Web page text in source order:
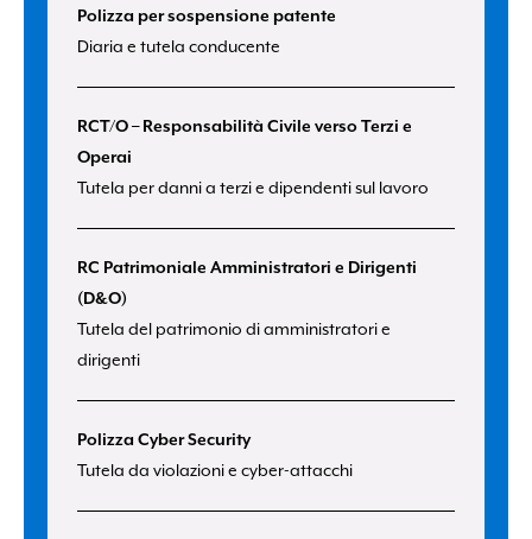
Polizza per sospensione patente
Diaria e tutela conducente
RCT/O – Responsabilità Civile verso Terzi e
Operai
Tutela per danni a terzi e dipendenti sul lavoro
RC Patrimoniale Amministratori e Dirigenti
(D&O)
Tutela del patrimonio di amministratori e
dirigenti
Polizza Cyber Security
Tutela da violazioni e cyber-attacchi